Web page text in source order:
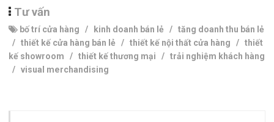
Tư vấn
bố trí cửa hàng / kinh doanh bán lẻ /tăng doanh thu bán lẻ
/thiết kế cửa hàng bán lẻ /thiết kế nội thất cửa hàng /thiết
kế showroom /thiết kế thương mại /trải nghiệm khách hàng
/visual merchandising